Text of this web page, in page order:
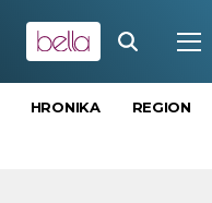
HRONIKA REGION